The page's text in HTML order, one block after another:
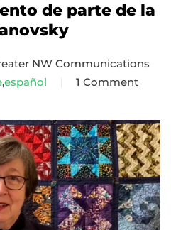
de parte de la
NW Communications
,español 1 Comment
on
de
Adviento
de
parte
de
la